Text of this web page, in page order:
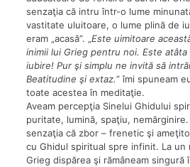
senzaţia că intru într-o lume
vastitate uluitoare, o lume plină de
eram „acasă”. „Este uimitoare
inimii lui Grieg pentru noi. Este
iubire! Pur şi simplu ne invită să
Beatitudine şi extaz.” îmi spuneam
toate acestea în meditaţie.
Aveam percepţia Sinelui Ghidului
puritate, lumină, spaţiu,
senzaţia că zbor – frenetic şi
cu Ghidul spiritual spre infinit. La un
Grieg dispărea şi rămâneam